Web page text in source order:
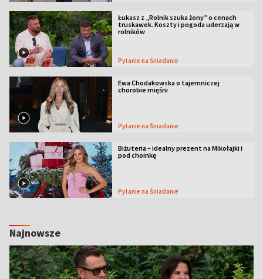
Łukasz z „Rolnik szuka żony” o cenach
truskawek. Koszty i pogoda uderzają w
rolników
Pytanie na Śniadanie
Ewa Chodakowska o tajemniczej
chorobie mięśni
Pytanie na Śniadanie
Biżuteria – idealny prezent na Mikołajki i
pod choinkę
Pytanie na Śniadanie
Najnowsze